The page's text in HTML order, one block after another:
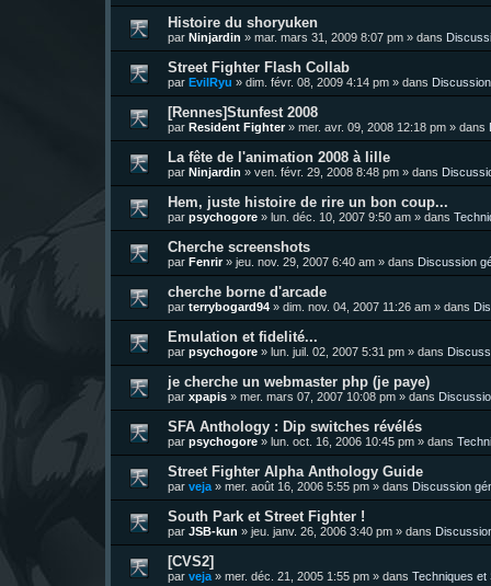
Histoire du shoryuken
par Ninjardin » mar. mars 31, 2009 8:07 pm » dans
Street Fighter Flash Collab
par EvilRyu » dim. févr. 08, 2009 4:14 pm » dans
[Rennes]Stunfest 2008
par Resident Fighter» mer. avr. 09, 2008 12:18 pm » dans
La fête de l'animation 2008 à lille
par Ninjardin » ven. févr. 29, 2008 8:48 pm » dans
Hem, juste histoire de rire un bon coup...
par psychogore » lun. déc. 10, 2007 9:50 am » dans
Cherche screenshots
par Fenrir» jeu. nov. 29, 2007 6:40 am » dans Discussion
cherche borne d'arcade
par terrybogard94 » dim. nov. 04, 2007 11:26 am » dans
Emulation et fidelité...
par psychogore » lun. juil. 02, 2007 5:31 pm » dans
je cherche un webmaster php (je paye)
par xpapis » mer. mars 07, 2007 10:08 pm » dans
SFA Anthology : Dip switches révélés
par psychogore » lun. oct. 16, 2006 10:45 pm » dans
Street Fighter Alpha Anthology Guide
par veja » mer. août 16, 2006 5:55 pm » dans Discussion
South Park et Street Fighter !
par JSB-kun » jeu. janv. 26, 2006 3:40 pm » dans
[CVS2]
par veja » mer. déc. 21, 2005 1:55 pm » dans Techniques et